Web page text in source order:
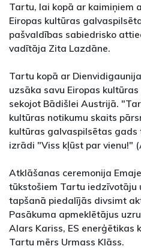
Tartu, lai kopā ar kaimiņiem
Eiropas kultūras
pašvaldības sabiedrisko
vadītāja Zita Lazdāne.
Tartu kopā ar
uzsāka savu Eiropas
sekojot Bādišlei Austrijā.
kultūras notikumu skaits
kultūras galvaspilsētas
izrādi "Viss kļūst par vienu!"
Atklāšanas ceremonija
tūkstošiem Tartu iedzīvotāju
tapšanā piedalījās divsimt
Pasākuma apmeklētājus
Alars Kariss, ES enerģētikas
Tartu mērs Urmass Klāss.